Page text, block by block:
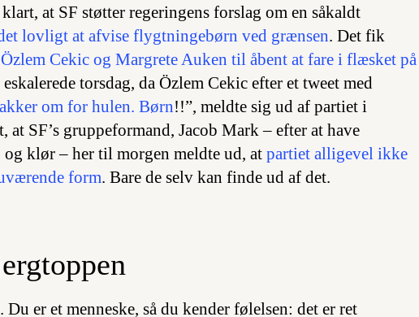
at SF støtter regeringens forslag om en såkaldt
lovligt at afvise flygtningebørn ved grænsen. Det fik
Özlem Cekic og Margrete Auken til åbent at fare i flæsket på
torsdag, da Özlem Cekic efter et tweet med
om for hulen. Børn!!”, meldte sig ud af partiet i
SF’s gruppeformand, Jacob Mark – efter at have
klør – her til morgen meldte ud, at partiet alligevel ikke
form. Bare de selv kan finde ud af det.
. Du er et menneske, så du kender følelsen: det er ret